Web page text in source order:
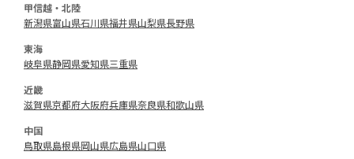
甲信越・北陸
新潟県富山県石川県福井県山梨県長野県
東海
岐阜県静岡県愛知県三重県
近畿
滋賀県京都府大阪府兵庫県奈良県和歌山県
中国
鳥取県島根県岡山県広島県山口県